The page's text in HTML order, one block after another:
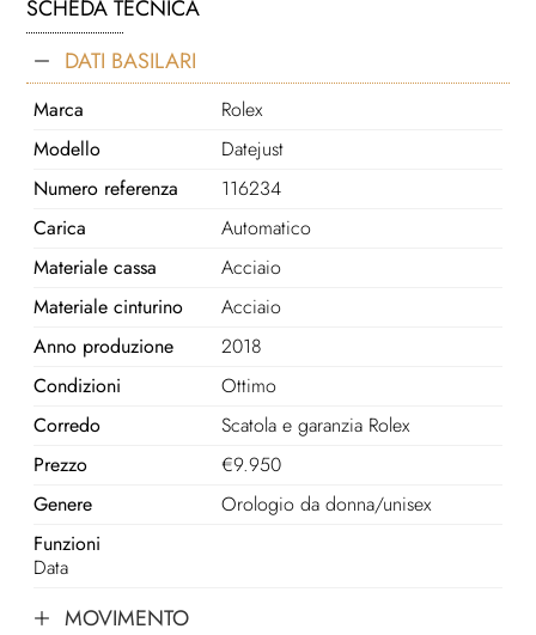
SCHEDA TECNICA
DATI BASILARI
Marca
Rolex
Modello
Datejust
Numero referenza
116234
Carica
Automatico
Materiale cassa
Acciaio
Materiale cinturino
Acciaio
Anno produzione
2018
Condizioni
Ottimo
Corredo
Scatola e garanzia Rolex
Prezzo
€9.950
Genere
Orologio da donna/unisex
Funzioni
Data
MOVIMENTO